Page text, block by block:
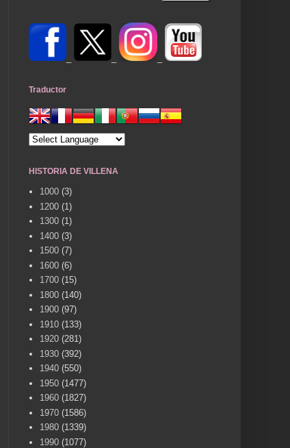
Traductor
HISTORIA DE VILLENA
1000 (3)
1200 (1)
1300 (1)
1400 (3)
1500 (7)
1600 (6)
1700 (15)
1800 (140)
1900 (97)
1910 (133)
1920 (281)
1930 (392)
1940 (550)
1950 (1477)
1960 (1827)
1970 (1586)
1980 (1339)
1990 (1077)